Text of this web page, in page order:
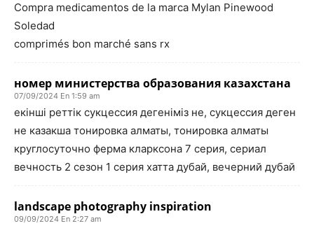
Compra medicamentos de la marca Mylan Pinewood
Soledad
comprimés bon marché sans rx
номер министерства образования казахстана
07/09/2024 En 1:59 am
екінші реттік сукцессия дегеніміз не, сукцессия деген
не казакша тонировка алматы, тонировка алматы
круглосуточно ферма кларксона 7 серия, сериал
вечность 2 сезон 1 серия хатта дубай, вечерний дубай
landscape photography inspiration
09/09/2024 En 2:27 am